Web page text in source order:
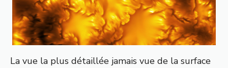
La vue la plus détaillée jamais vue de la surface